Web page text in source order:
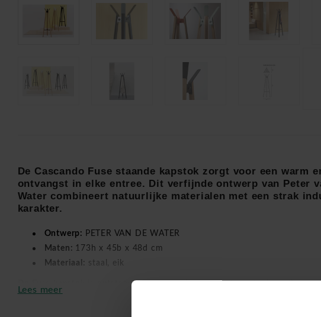
De Cascando Fuse staande kapstok zorgt voor een warm
ontvangst in elke entree. Dit verfijnde ontwerp van Peter
Water combineert natuurlijke materialen met een strak
karakter.
Ontwerp:
PETER VAN DE WATER
Maten: 173h x 45b x 48d cm
Materiaal: staal, eik
De Fuse kapstok is ontstaan vanuit het idee om hout en staal naadloos
Lees meer